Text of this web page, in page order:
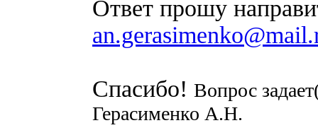
Ответ прошу
Спасибо! Вопрос
Герасименко А.Н.